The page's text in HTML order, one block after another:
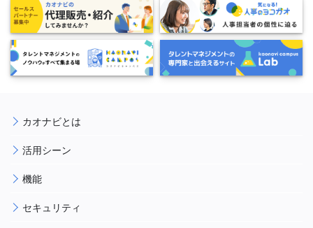
カオナビとは
活用シーン
機能
セキュリティ